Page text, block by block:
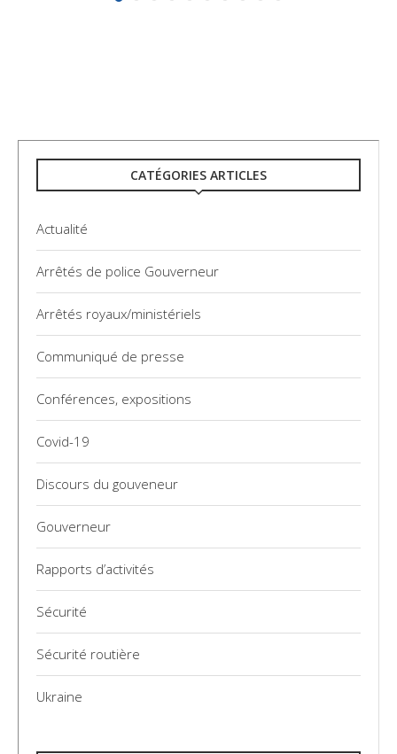
CATÉGORIES ARTICLES
Actualité
Arrêtés de police Gouverneur
Arrêtés royaux/ministériels
Communiqué de presse
Conférences, expositions
Covid-19
Discours du gouveneur
Gouverneur
Rapports d’activités
Sécurité
Sécurité routière
Ukraine